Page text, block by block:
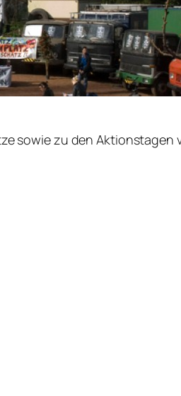
sowie zu den Aktionstagen